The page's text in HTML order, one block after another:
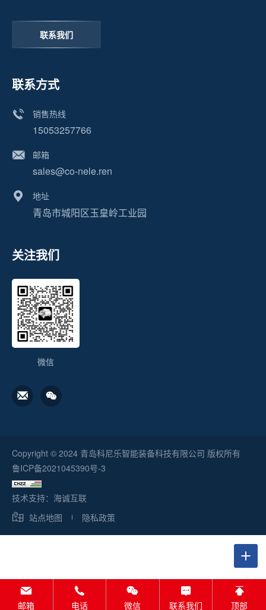
联系我们
联系方式
销售热线
15053257766
邮箱
sales@co-nele.ren
地址
青岛市城阳区玉皇岭工业园
关注我们
微信
Copyright © 2024 青岛科尼乐智能装备科技有限公司 版权所有
鲁ICP备2021045390号-3
技术支持：海诚互联
站点地图
隐私政策
邮箱 电话 微信 联系我们 顶部